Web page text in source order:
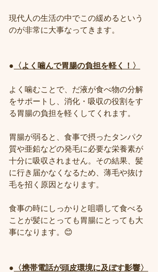
現代人の生活の中でこの緩めるという
のが非常に大事なってきます。
● 〈よく噛んで胃腸の負担を軽く！〉
よく噛むことで、だ液が食べ物の分解
をサポートし、消化・吸収の役割をす
る胃腸の負担を軽くしてくれます。
胃腸が弱ると、食事で摂ったタンパク
質や亜鉛などの発毛に必要な栄養素が
十分に吸収されません。その結果、髪
に行き届かなくなるため、薄毛や抜け
毛を招く原因となります。
食事の時にしっかりと咀嚼して食べる
ことが髪にとっても胃腸にとっても大
事になります。😊
● 〈携帯電話が頭皮環境に及ぼす影響〉